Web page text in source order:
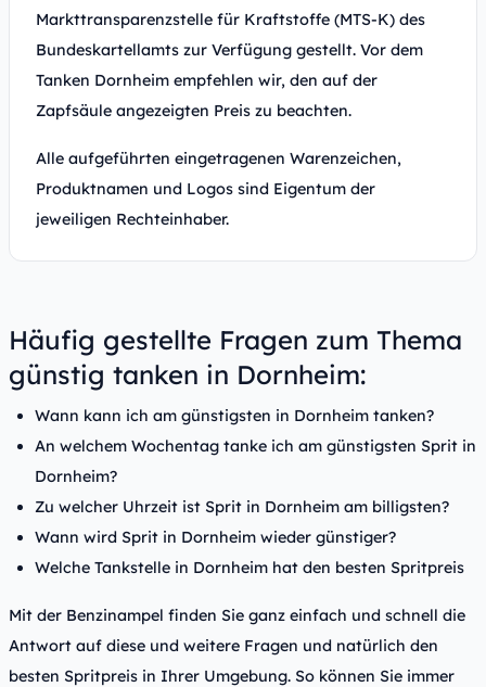
Markttransparenzstelle für Kraftstoffe (MTS-K) des
Bundeskartellamts zur Verfügung gestellt. Vor dem
Tanken Dornheim empfehlen wir, den auf der
Zapfsäule angezeigten Preis zu beachten.
Alle aufgeführten eingetragenen Warenzeichen,
Produktnamen und Logos sind Eigentum der
jeweiligen Rechteinhaber.
Häufig gestellte Fragen zum Thema
günstig tanken in Dornheim:
Wann kann ich am günstigsten in Dornheim tanken?
An welchem Wochentag tanke ich am günstigsten Sprit in
Dornheim?
Zu welcher Uhrzeit ist Sprit in Dornheim am billigsten?
Wann wird Sprit in Dornheim wieder günstiger?
Welche Tankstelle in Dornheim hat den besten Spritpreis
Mit der Benzinampel finden Sie ganz einfach und schnell die
Antwort auf diese und weitere Fragen und natürlich den
besten Spritpreis in Ihrer Umgebung. So können Sie immer